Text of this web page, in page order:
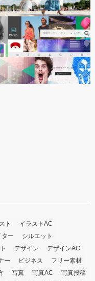
ト
イラストAC
ター
シルエット
デザイン
デザインAC
ー ビジネス
フリー素材
写真 写真AC
写真投稿